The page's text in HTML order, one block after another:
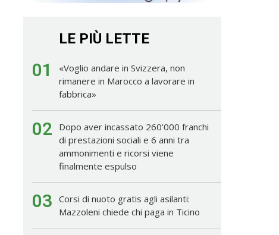
LE PIÙ LETTE
01
«Voglio andare in Svizzera, non
rimanere in Marocco a lavorare in
fabbrica»
02
Dopo aver incassato 260'000 franchi
di prestazioni sociali e 6 anni tra
ammonimenti e ricorsi viene
finalmente espulso
03 Corsi di nuoto gratis agli asilanti:
Mazzoleni chiede chi paga in Ticino